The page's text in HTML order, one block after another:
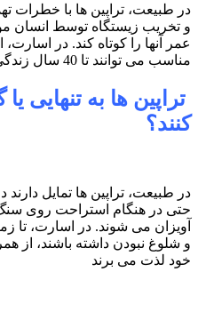
در طبیعت، تراپین ها با خطرات
و تخریب زیستگاه توسط انسان
عمر آنها را کوتاه کند. در
مناسب می توانند تا 40 سال زندگی کنند
تراپین ها به تنهایی
کنند؟
در طبیعت، تراپین ها تمایل
حتی در هنگام استراحت روی
آویزان می شوند. در اسارت، تا
و شلوغ نبودن داشته باشند، از
خود لذت می برند